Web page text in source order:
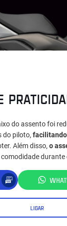
do assento foi
do piloto,
Além disso, o
durante
LIGAR